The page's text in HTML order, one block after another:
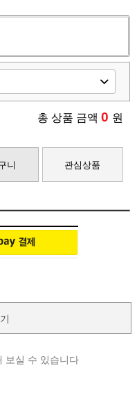
총 상품 금액 0 원
니 관심상품
보실 수 있습니다